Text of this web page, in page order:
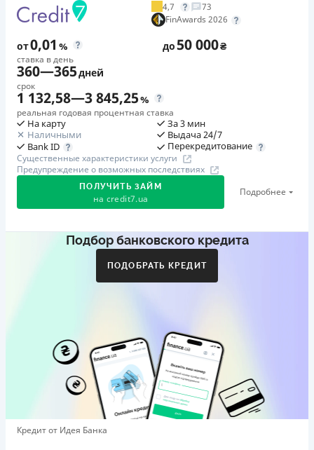
4,7
73
FinAwards 2026
от0,01 %
ставка в день
до50 000₴
360—365дней
срок
1 132,58—3 845,25%
реальная годовая процентная ставка
На карту
Наличными
Bank ID
За 3 мин
Выдача 24/7
Перекредитование
Существенные характеристики услуги
Предупреждение о возможных последствиях
ПОЛУЧИТЬ ЗАЙМ
на credit7.ua
Подробнее
Акция: «Кешбэк за друга»
друг регистрируется и получает первый кредит (от
Бронзовый призер FinAwards 2026 «Лучшая программа
лояльности»
Первый займ
от 0,01%/день до 30 000 ₴
Повторный займ
Подбор банковского кредита
ПОДОБРАТЬ КРЕДИТ
Кредит от Идея Банка